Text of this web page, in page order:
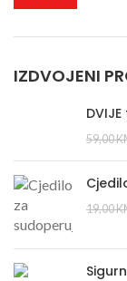
IZDVOJENI
59,00
19,00